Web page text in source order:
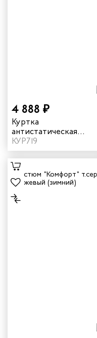
4 888 ₽
Куртка
антистатическая
летняя мужская "Фест"
цвет серый/синий
КУР719